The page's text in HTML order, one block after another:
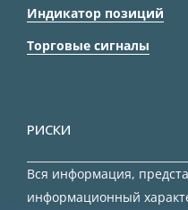
Индикатор позиций
Торговые сигналы
РИСКИ
Вся информация,
информационный